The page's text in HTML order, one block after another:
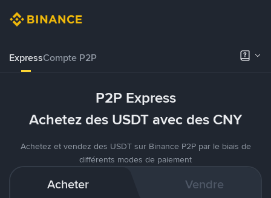
ExpressCompte P2P
P2P Express
Achetez des USDT avec des CNY
Achetez et vendez des USDT sur Binance P2P par le biais de
différents modes de paiement
Acheter Vendre